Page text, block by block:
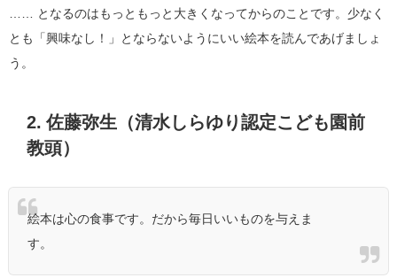
…… となるのはもっともっと大きくなってからのことです。少なく
とも「興味なし！」とならないようにいい絵本を読んであげましょ
う。
2. 佐藤弥生（清水しらゆり認定こども園前
教頭）
絵本は心の食事です。だから毎日いいものを与えま
す。